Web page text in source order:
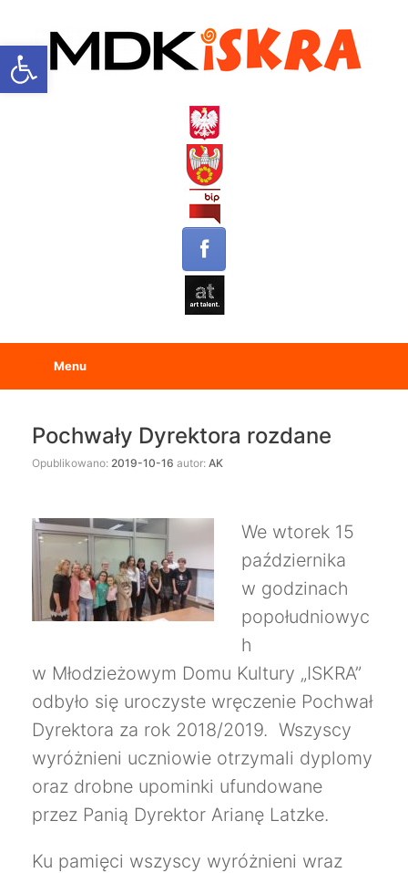
Open toolbar
Menu
Pochwały Dyrektora rozdane
Opublikowano: 2019-10-16 autor: AK
We wtorek 15
października
w godzinach
popołudniowyc
h
w Młodzieżowym Domu Kultury „ISKRA”
odbyło się uroczyste wręczenie Pochwał
Dyrektora za rok 2018/2019. Wszyscy
wyróżnieni uczniowie otrzymali dyplomy
oraz drobne upominki ufundowane
przez Panią Dyrektor Arianę Latzke.
Ku pamięci wszyscy wyróżnieni wraz